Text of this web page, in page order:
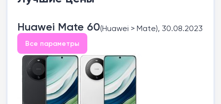
Huawei Mate 60(Huawei > Mate), 30.08.2023
Все параметры